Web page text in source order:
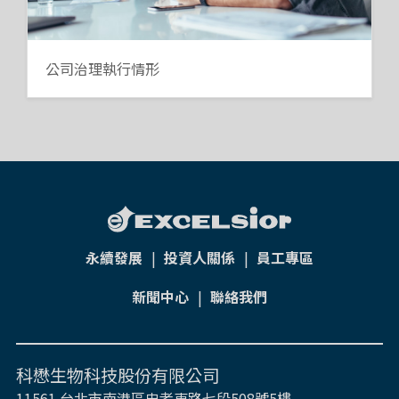
公司治理執行情形
永續發展 | 投資人關係 | 員工專區
新聞中心 | 聯絡我們
科懋生物科技股份有限公司